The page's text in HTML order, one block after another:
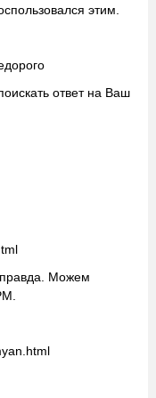
этим.
ответ на Ваш
Можем